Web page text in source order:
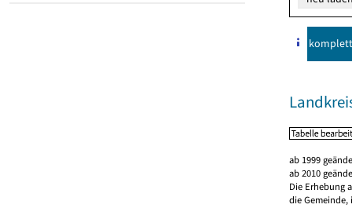
komplett
ab 1999
ab 2010
Die Erhebung
die